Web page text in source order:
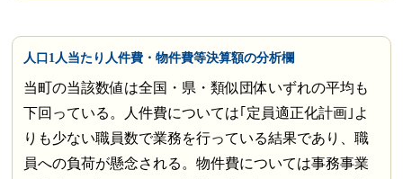
人口1人当たり人件費・物件費等決算額の分析欄
当町の当該数値は全国・県・類似団体いずれの平均も
下回っている。人件費については｢定員適正化計画｣よ
りも少ない職員数で業務を行っている結果であり、職
員への負荷が懸念される。物件費については事務事業